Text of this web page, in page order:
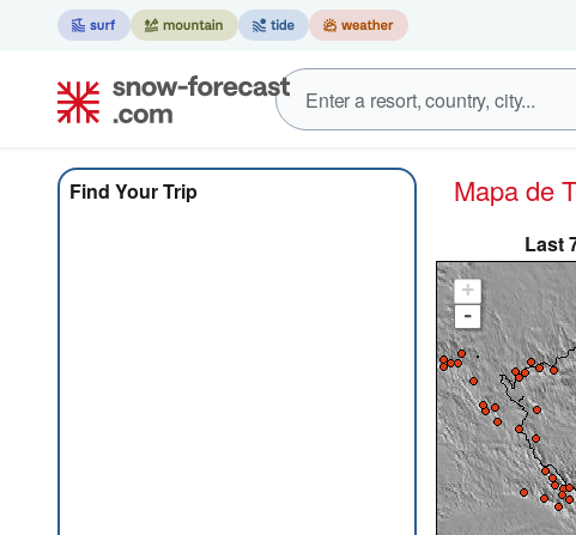
Find Your Trip Mapa
Last
+
-